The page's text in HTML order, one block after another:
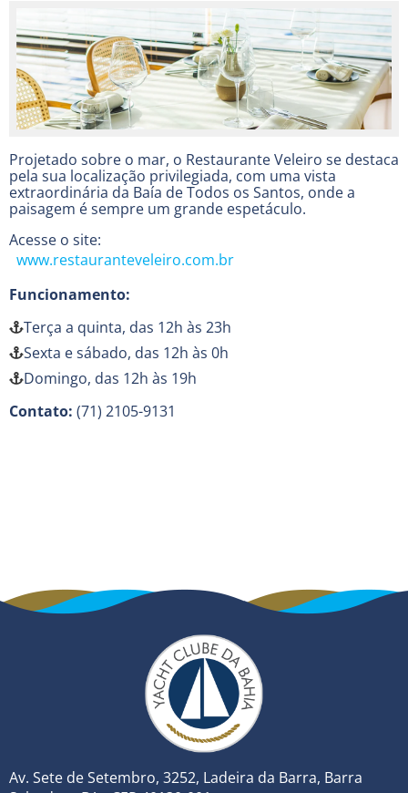
Projetado sobre o mar, o Restaurante Veleiro se destaca
pela sua localização privilegiada, com uma vista
extraordinária da Baía de Todos os Santos, onde a
paisagem é sempre um grande espetáculo.
Acesse o site:
www.restauranteveleiro.com.br
Funcionamento:
Terça a quinta, das 12h às 23h
Sexta e sábado, das 12h às 0h
Domingo, das 12h às 19h
Contato: (71) 2105-9131
Av. Sete de Setembro, 3252, Ladeira da Barra, Barra